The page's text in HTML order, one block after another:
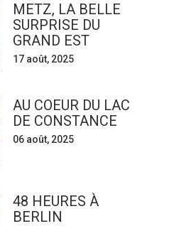
METZ, LA BELLE
SURPRISE DU
GRAND EST
17 août, 2025
AU COEUR DU LAC
DE CONSTANCE
06 août, 2025
48 HEURES À
BERLIN